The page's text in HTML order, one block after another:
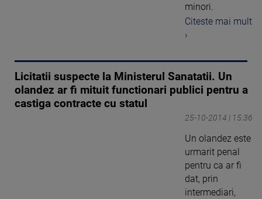
minori.
Citeste mai mult
›
Licitatii suspecte la Ministerul Sanatatii. Un
olandez ar fi mituit functionari publici pentru a
castiga contracte cu statul
25-10-2014 | 15:36
Un olandez este
urmarit penal
pentru ca ar fi
dat, prin
intermediari,